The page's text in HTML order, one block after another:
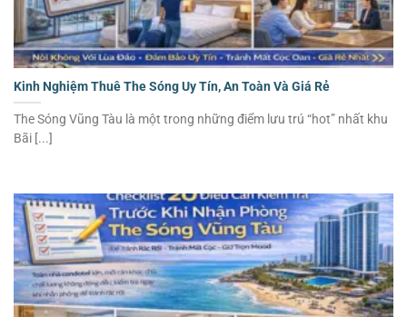
Kinh Nghiệm Thuê The Sóng Uy Tín, An Toàn Và Giá Rẻ
The Sóng Vũng Tàu là một trong những điểm lưu trú “hot” nhất khu
Bãi [...]